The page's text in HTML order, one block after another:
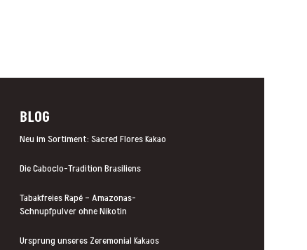
BLOG
Neu im Sortiment: Sacred Flores Kakao
Die Caboclo-Tradition Brasiliens
Tabakfreies Rapé – Amazonas-
Schnupfpulver ohne Nikotin
Ursprung unseres Zeremonial Kakaos